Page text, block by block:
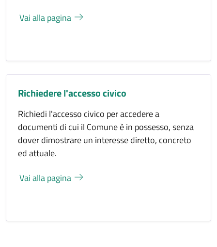
Vai alla pagina
Richiedere l'accesso civico
Richiedi l'accesso civico per accedere a
documenti di cui il Comune è in possesso, senza
dover dimostrare un interesse diretto, concreto
ed attuale.
Vai alla pagina